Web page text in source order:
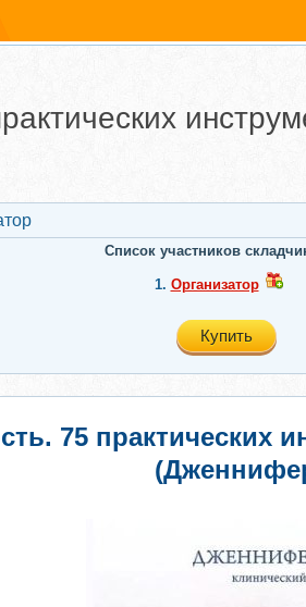
Список участников
1. Организатор
Купить
75